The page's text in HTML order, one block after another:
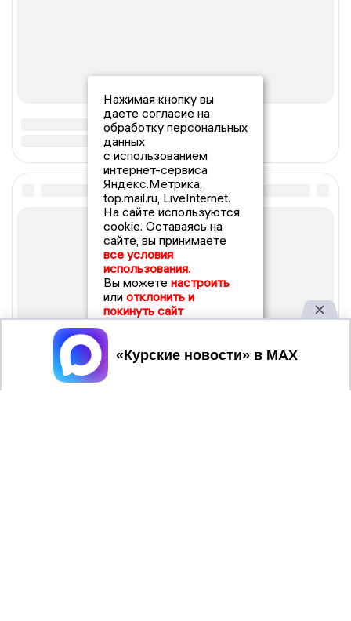
Нажимая кнопку вы
даете согласие на
обработку персональных
данных
с использованием
интернет-сервиса
Яндекс.Метрика,
top.mail.ru, LiveInternet.
На сайте используются
cookie. Оставаясь на
сайте, вы принимаете
все условия
использования.
Вы можете настроить
или отклонить и
покинуть сайт
Принять